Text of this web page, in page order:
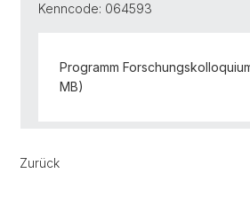
Kenncode: 064593
Programm Forschungskolloquium
MB)
Zurück